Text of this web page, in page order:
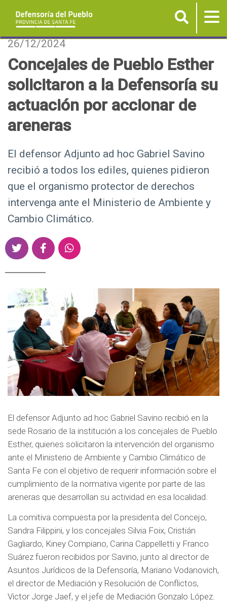
P
o
Buscar
26/12/2024
Concejales de Pueblo Esther
solicitaron a la Defensoría su
actuación por accionar de
areneras
El defensor Adjunto ad hoc Gabriel Savino
recibió a todos los ediles, quienes pidieron
que el organismo protector de derechos
intervenga ante el Ministerio de Ambiente y
Cambio Climático.
S
a
e
o
n
T
w
i
t
r
S
a
e
b
o
k
S
n
W
h
a
t
s
p
p
El defensor Adjunto ad hoc Gabriel Savino recibió en la
sede Rosario de la institución a los concejales de Pueblo
Esther, quienes solicitaron la intervención del organismo
ante el Ministerio de Ambiente y Cambio Climático de
Santa Fe con el objetivo de requerir información sobre el
cumplimiento de la normativa vigente por parte de las
areneras que desarrollan su actividad en esa localidad.
La comitiva compuesta por la presidenta del Concejo,
Sandra Filippini, y los concejales Silvia Foix, Cristián
Gagliardo, Kiney Compiano, Carina Cappelletti y Franco
Suárez fueron recibidos por Savino, junto al director de
Asuntos Jurídicos de la Defensoría, Mariano Vodanovich,
el director de Mediación y Resolución de Conflictos,
Victor Jorge Jaef, y el jefe de Mediación Gonzalo López.